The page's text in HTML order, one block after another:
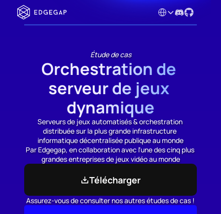
Select Language
Étude de cas
Orchestration de
serveur de jeux
dynamique
Serveurs de jeux automatisés & orchestration
distribuée sur la plus grande infrastructure
informatique décentralisée publique au monde
Par Edgegap, en collaboration avec l'une des cinq plus
grandes entreprises de jeux vidéo au monde
Télécharger
Assurez-vous de consulter nos autres études de cas !